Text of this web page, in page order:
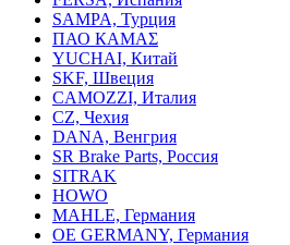
SAMPA, Турция
ПАО КАМАΣ
YUCHAI, Китай
SKF, Швеция
CAMOZZI, Италия
CZ, Чехия
DANA, Венгрия
SR Brake Parts, Россия
SITRAK
HOWO
MAHLE, Германия
OE GERMANY, Германия